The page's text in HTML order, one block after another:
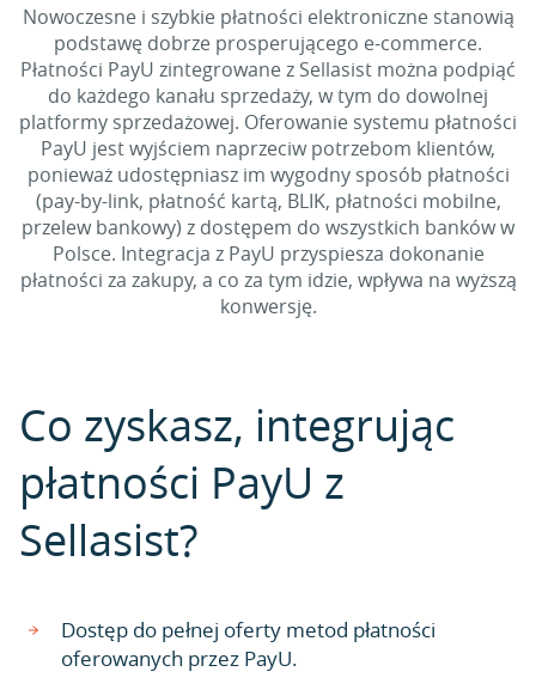
Nowoczesne i szybkie płatności elektroniczne stanowią
podstawę dobrze prosperującego e-commerce.
Płatności PayU zintegrowane z Sellasist można podpiąć
do każdego kanału sprzedaży, w tym do dowolnej
platformy sprzedażowej. Oferowanie systemu płatności
PayU jest wyjściem naprzeciw potrzebom klientów,
ponieważ udostępniasz im wygodny sposób płatności
(pay-by-link, płatność kartą, BLIK, płatności mobilne,
przelew bankowy) z dostępem do wszystkich banków w
Polsce. Integracja z PayU przyspiesza dokonanie
płatności za zakupy, a co za tym idzie, wpływa na wyższą
konwersję.
Co zyskasz, integrując
płatności PayU z
Sellasist?
Dostęp do pełnej oferty metod płatności
oferowanych przez PayU.